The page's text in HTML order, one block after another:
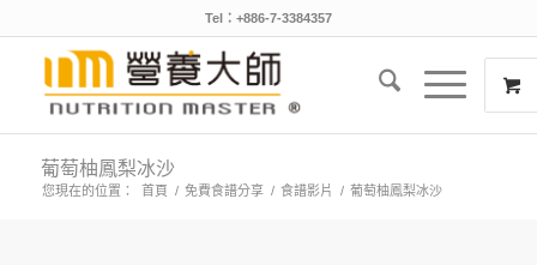
Tel：+886-7-3384357
葡萄柚鳳梨冰沙
您現在的位置： 首頁 / 免費食譜分享 / 食譜影片 / 葡萄柚鳳梨冰沙